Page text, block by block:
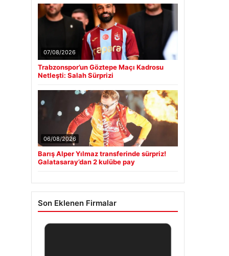
07/08/2026
Trabzonspor’un Göztepe Maçı Kadrosu
Netleşti: Salah Sürprizi
06/08/2026
Barış Alper Yılmaz transferinde sürpriz!
Galatasaray’dan 2 kulübe pay
Son Eklenen Firmalar